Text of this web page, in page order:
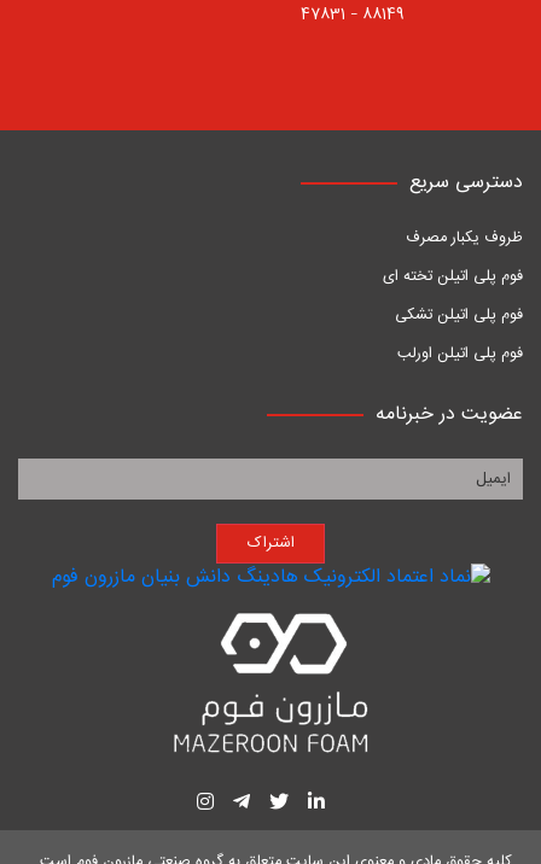
88149 – 47831
دسترسی سریع
ظروف یکبار مصرف
فوم پلی اتیلن تخته ای
فوم پلی اتیلن تشکی
فوم پلی اتیلن اورلب
عضویت در خبرنامه
اشتراک